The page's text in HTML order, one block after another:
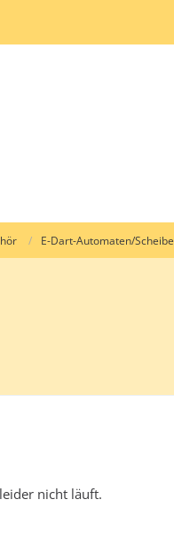
E-Dart-Automaten/
nicht läuft.